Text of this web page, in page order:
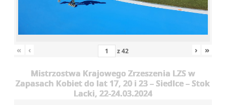
« ‹ z42 › »
Mistrzostwa Krajowego Zrzeszenia LZS w
Zapasach Kobiet do lat 17, 20 i 23 – Siedlce – Stok
Lacki, 22-24.03.2024